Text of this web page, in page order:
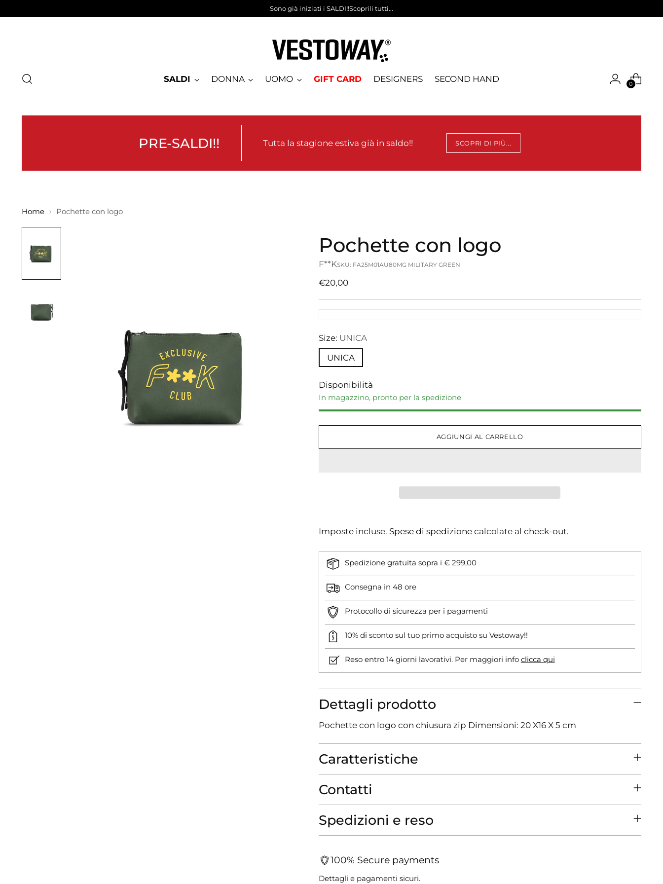
Sono già iniziati i SALDI!!Scoprili tutti...
SALDI DONNA UOMO GIFT CARD DESIGNERS SECOND HAND
0
PRE-SALDI!! Tutta la stagione estiva già in saldo!! SCOPRI DI PIÙ...
Home Pochette con logo
Pochette con logo
F**KSKU: FA25M01AU80MG MILITARY GREEN
Prezzo
€20,00
Size: UNICA
UNICA
Disponibilità
In magazzino, pronto per la spedizione
AGGIUNGI AL CARRELLO
Imposte incluse. Spese di spedizionecalcolate al check-out.
Spedizione gratuita sopra i € 299,00
Consegna in 48 ore
Protocollo di sicurezza per i pagamenti
10% di sconto sul tuo primo acquisto su Vestoway!!
Reso entro 14 giorni lavorativi. Per maggiori info clicca qui
Dettagli prodotto
Pochette con logo con chiusura zip Dimensioni: 20 X16 X 5 cm
Caratteristiche
Contatti
Spedizioni e reso
100% Secure payments
Dettagli e pagamenti sicuri.